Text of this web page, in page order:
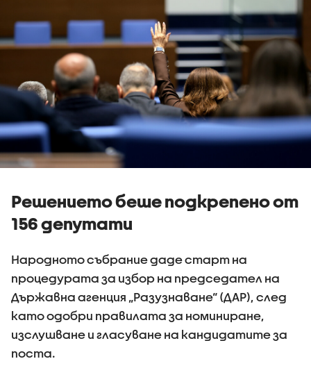
Решението беше подкрепено от
156 депутати
Народното събрание даде старт на
процедурата за избор на председател на
Държавна агенция „Разузнаване“ (ДАР), след
като одобри правилата за номиниране,
изслушване и гласуване на кандидатите за
поста.